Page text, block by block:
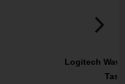
Logitech